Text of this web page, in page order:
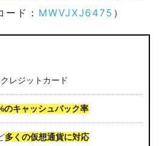
ド： MWVJXJ6475 ）
レジットカード
のキャッシュバック率
多くの仮想通貨に対応